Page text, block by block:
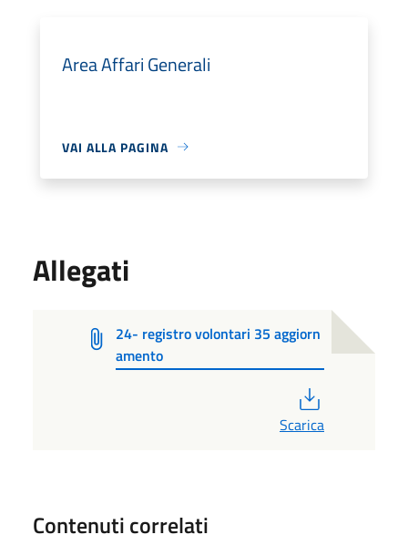
Area Affari Generali
VAI ALLA PAGINA
Allegati
24- registro volontari 35 aggiorn
amento
Scarica
Contenuti correlati